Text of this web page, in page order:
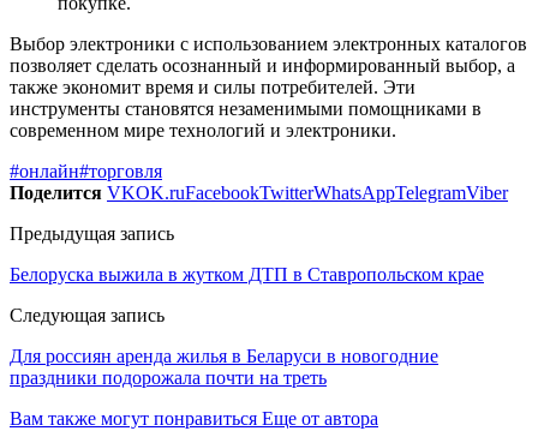
Выбор электроники с использованием электронных каталогов
позволяет сделать осознанный и информированный выбор, а
также экономит время и силы потребителей. Эти
инструменты становятся незаменимыми помощниками в
современном мире технологий и электроники.
#онлайн#торговля
Поделится VKOK.ruFacebookTwitterWhatsAppTelegramViber
Предыдущая запись
Белоруска выжила в жутком ДТП в Ставропольском крае
Следующая запись
Для россиян аренда жилья в Беларуси в новогодние
праздники подорожала почти на треть
Вам также могут понравиться Еще от автора